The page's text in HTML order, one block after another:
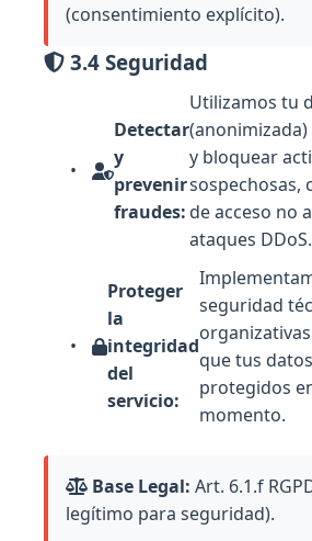
(consentimiento explícito).
3.4 Seguridad
Detectar
y
prevenir
fraudes:
Utilizamos tu
y bloquear
sospechosas,
de acceso no
ataques DDoS.
Proteger
la
integridad
del
servicio:
seguridad
que tus
protegidos
momento.
Base Legal: Art. 6.1.f
legítimo para seguridad).